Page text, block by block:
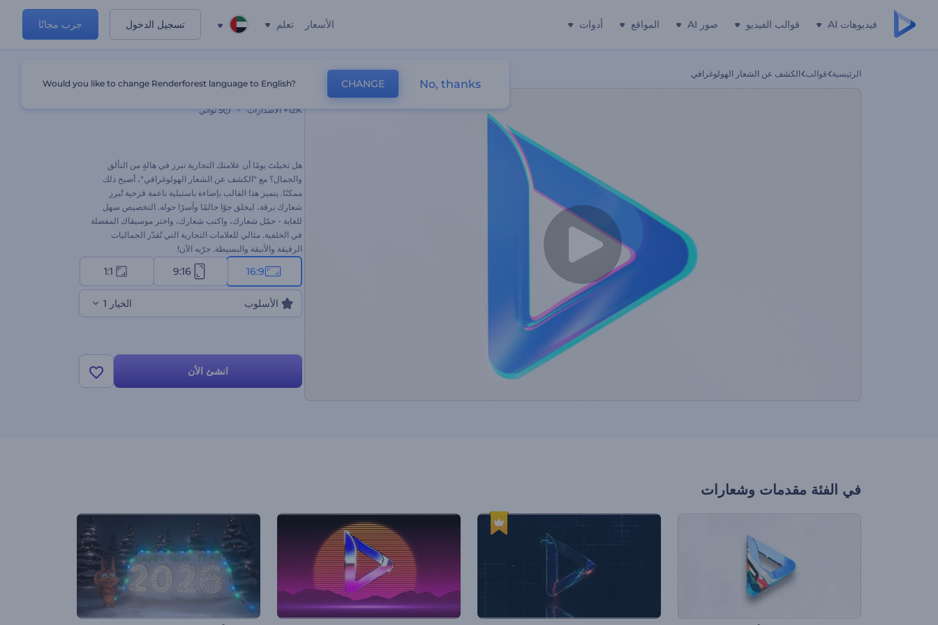
فيديوهات AI قوالب الفيديو صور AI المواقع أدوات الأسعار تعلم تسجيل الدخول جرب مجانًا
الرئيسية قوالب الكشف عن الشعار الهولوغرافي
12K+ الاصدارات 5 ثواني
هل تخيلتَ يومًا أن علامتك التجارية تبرز في هالةٍ من التألق
والجمال؟ مع "الكشف عن الشعار الهولوغرافي"، أصبح ذلك
ممكنًا. يتميز هذا القالب بإضاءة باستيلية ناعمة قزحية تُبرز
شعارك برقة، ليخلق جوًا حالمًا وآسرًا حوله. التخصيص سهل
للغاية - حمّل شعارك، واكتب شعارك، واختر موسيقاك المفضلة
في الخلفية. مثالي للعلامات التجارية التي تُقدّر الجماليات
الرقيقة والأنيقة والبسيطة. جرّبه الآن!
16:9
9:16
1:1
الأسلوب الخيار 1
انشئ الأن
في الفئة مقدمات وشعارات
Would you like to change Renderforest language to English? CHANGE No, thanks